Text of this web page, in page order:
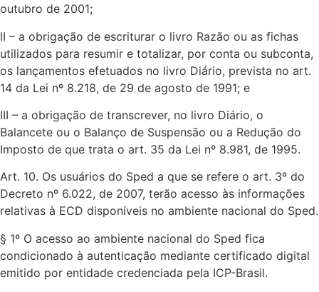
outubro de 2001;
II – a obrigação de escriturar o livro Razão ou as fichas
utilizados para resumir e totalizar, por conta ou subconta,
os lançamentos efetuados no livro Diário, prevista no art.
14 da Lei nº 8.218, de 29 de agosto de 1991; e
III – a obrigação de transcrever, no livro Diário, o
Balancete ou o Balanço de Suspensão ou a Redução do
Imposto de que trata o art. 35 da Lei nº 8.981, de 1995.
Art. 10. Os usuários do Sped a que se refere o art. 3º do
Decreto nº 6.022, de 2007, terão acesso às informações
relativas à ECD disponíveis no ambiente nacional do Sped.
§ 1º O acesso ao ambiente nacional do Sped fica
condicionado à autenticação mediante certificado digital
emitido por entidade credenciada pela ICP-Brasil.